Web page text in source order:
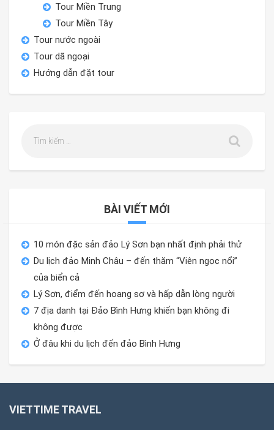
Tour Miền Trung
Tour Miền Tây
Tour nước ngoài
Tour dã ngoại
Hướng dẫn đặt tour
BÀI VIẾT MỚI
10 món đặc sản đảo Lý Sơn bạn nhất định phải thử
Du lịch đảo Minh Châu – đến thăm “Viên ngọc nổi”
của biển cả
Lý Sơn, điểm đến hoang sơ và hấp dẫn lòng người
7 địa danh tại Đảo Bình Hưng khiến bạn không đi
không được
Ở đâu khi du lịch đến đảo Bình Hưng
VIETTIME TRAVEL